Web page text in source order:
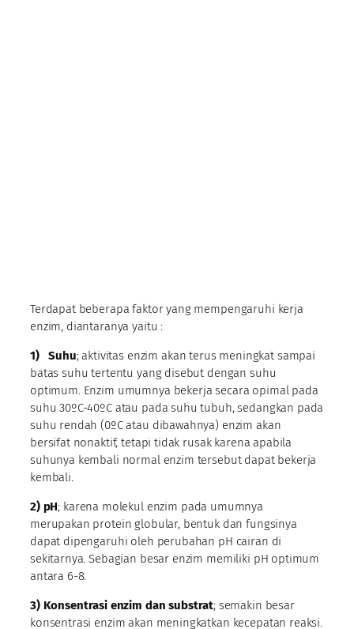
Terdapat beberapa faktor yang mempengaruhi kerja
enzim, diantaranya yaitu :
1)Suhu; aktivitas enzim akan terus meningkat sampai
batas suhu tertentu yang disebut dengan suhu
optimum. Enzim umumnya bekerja secara opimal pada
suhu 30ºC-40ºC atau pada suhu tubuh, sedangkan pada
suhu rendah (0ºC atau dibawahnya) enzim akan
bersifat nonaktif, tetapi tidak rusak karena apabila
suhunya kembali normal enzim tersebut dapat bekerja
kembali.
2) pH; karena molekul enzim pada umumnya
merupakan protein globular, bentuk dan fungsinya
dapat dipengaruhi oleh perubahan pH cairan di
sekitarnya. Sebagian besar enzim memiliki pH optimum
antara 6-8.
3) Konsentrasi enzim dan substrat; semakin besar
konsentrasi enzim akan meningkatkan kecepatan reaksi.